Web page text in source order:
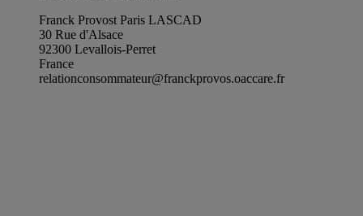
Franck Provost Paris LASCAD
30 Rue d'Alsace
92300 Levallois-Perret
France
relationconsommateur@franckprovos.oaccare.fr